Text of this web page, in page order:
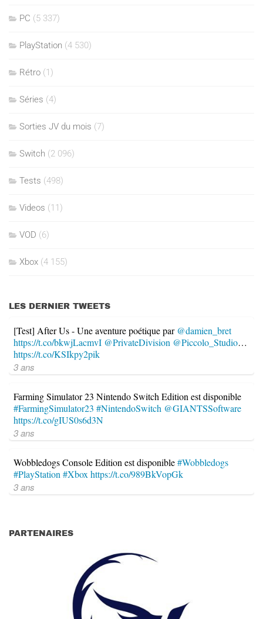
PC (5 337)
PlayStation (4 530)
Rétro (1)
Séries (4)
Sorties JV du mois (7)
Switch (2 096)
Tests (498)
Videos (11)
VOD (6)
Xbox (4 155)
LES DERNIER TWEETS
[Test] After Us - Une aventure poétique par @damien_bret
https://t.co/bkwjLacmvI @PrivateDivision @Piccolo_Studio…
https://t.co/KSIkpy2pik
3 ans
Farming Simulator 23 Nintendo Switch Edition est disponible
#FarmingSimulator23 #NintendoSwitch @GIANTSSoftware
https://t.co/gIUS0s6d3N
3 ans
Wobbledogs Console Edition est disponible#Wobbledogs
#PlayStation #Xbox https://t.co/989BkVopGk
3 ans
PARTENAIRES